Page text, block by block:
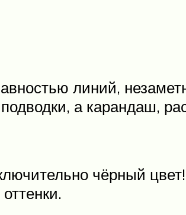
линий,
а карандаш,
чёрный